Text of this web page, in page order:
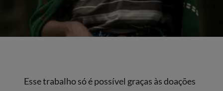
Esse trabalho só é possível graças às doações